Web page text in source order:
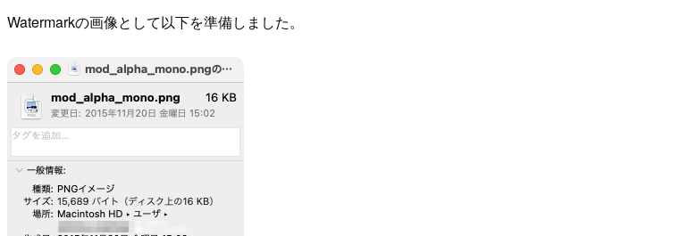
Watermarkの画像として以下を準備しました。